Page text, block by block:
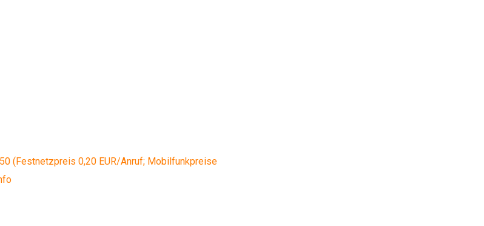
(Festnetzpreis 0,20 EUR/Anruf; Mobilfunkpreise